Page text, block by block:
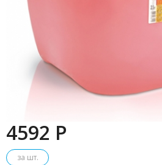
4592 P
за шт.